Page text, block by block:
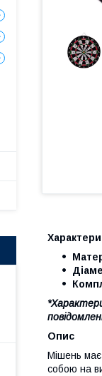
Опис
Мішень має
собою на